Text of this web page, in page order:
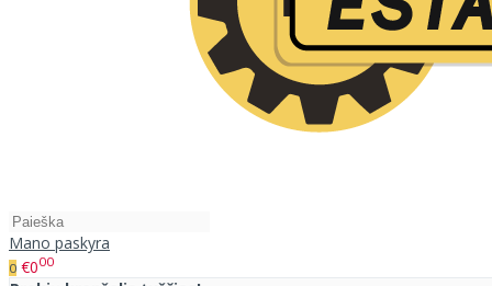
Mano paskyra
0 €000